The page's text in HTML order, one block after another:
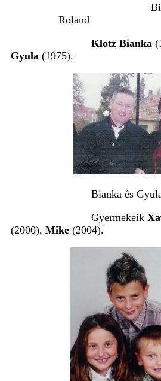
Roland
Klotz Bianka
Gyula (1975).
Bianka és
Gyermekeik
(2000), Mike (2004).